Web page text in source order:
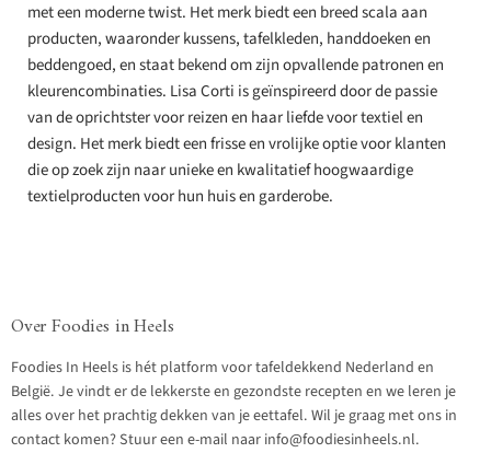
met een moderne twist. Het merk biedt een breed scala aan
producten, waaronder kussens, tafelkleden, handdoeken en
beddengoed, en staat bekend om zijn opvallende patronen en
kleurencombinaties. Lisa Corti is geïnspireerd door de passie
van de oprichtster voor reizen en haar liefde voor textiel en
design. Het merk biedt een frisse en vrolijke optie voor klanten
die op zoek zijn naar unieke en kwalitatief hoogwaardige
textielproducten voor hun huis en garderobe.
Over Foodies in Heels
Foodies In Heels is hét platform voor tafeldekkend Nederland en
België. Je vindt er de lekkerste en gezondste recepten en we leren je
alles over het prachtig dekken van je eettafel. Wil je graag met ons in
contact komen? Stuur een e-mail naar info@foodiesinheels.nl.